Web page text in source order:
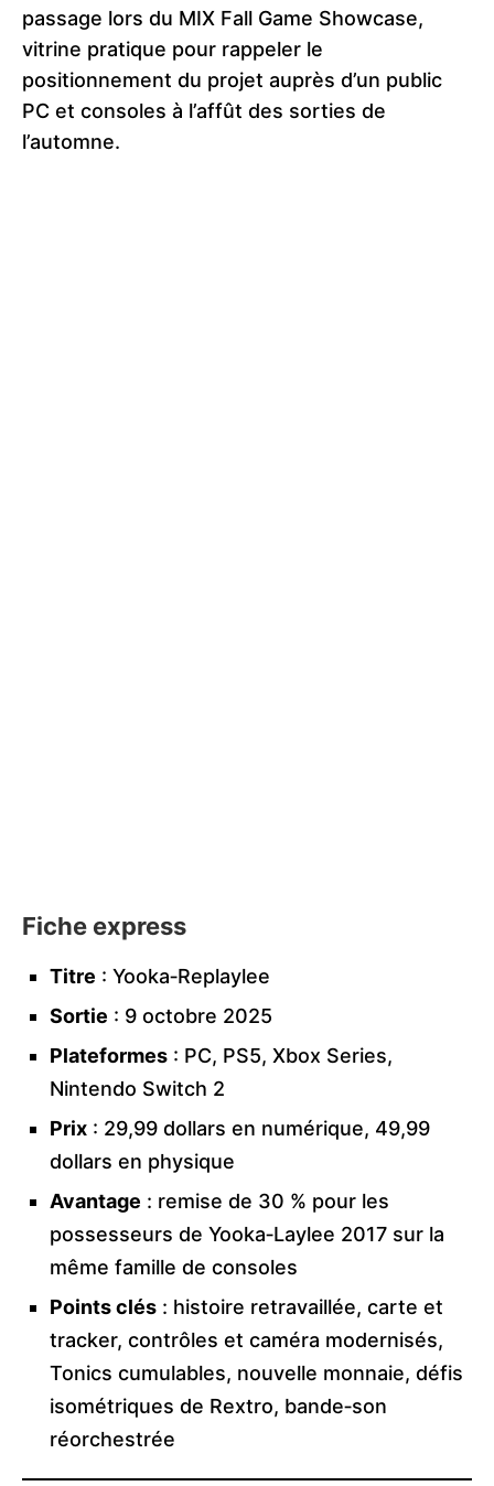
passage lors du MIX Fall Game Showcase,
vitrine pratique pour rappeler le
positionnement du projet auprès d’un public
PC et consoles à l’affût des sorties de
l’automne.
Fiche express
Titre : Yooka‑Replaylee
Sortie : 9 octobre 2025
Plateformes : PC, PS5, Xbox Series,
Nintendo Switch 2
Prix : 29,99 dollars en numérique, 49,99
dollars en physique
Avantage : remise de 30 % pour les
possesseurs de Yooka‑Laylee 2017 sur la
même famille de consoles
Points clés : histoire retravaillée, carte et
tracker, contrôles et caméra modernisés,
Tonics cumulables, nouvelle monnaie, défis
isométriques de Rextro, bande‑son
réorchestrée